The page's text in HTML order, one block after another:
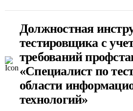
Должностная
тестировщика с
требований
«Специалист по
области
технологий»